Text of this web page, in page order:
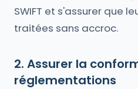
SWIFT et s'assurer que
traitées sans accroc.
2. Assurer la
réglementations